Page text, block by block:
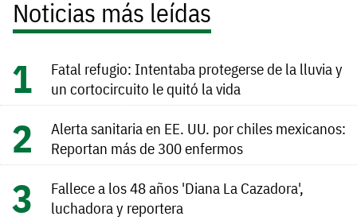
Noticias más leídas
Fatal refugio: Intentaba protegerse de la lluvia y
un cortocircuito le quitó la vida
Alerta sanitaria en EE. UU. por chiles mexicanos:
Reportan más de 300 enfermos
Fallece a los 48 años 'Diana La Cazadora',
luchadora y reportera